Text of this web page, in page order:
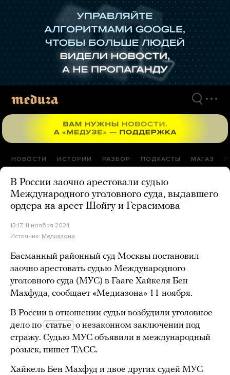
НОВОСТИ ИСТОРИИ РАЗБОР ПОДКАСТЫ МАГАЗ
В России заочно арестовали судью
Международного уголовного суда, выдавшего
ордера на арест Шойгу и Герасимова
13:17, 11 ноября 2024
Источник: Медиазона
Басманный районный суд Москвы постановил
заочно арестовать судью Международного
уголовного суда (МУС) в Гааге Хайкеля Бен
Махфуда, сообщает «Медиазона» 11 ноября.
В России в отношении судьи возбудили уголовное
дело по статье о незаконном заключении под
стражу. Судью МУС объявили в международный
розыск, пишет ТАСС.
Хайкель Бен Махфуд и двое других судей МУС